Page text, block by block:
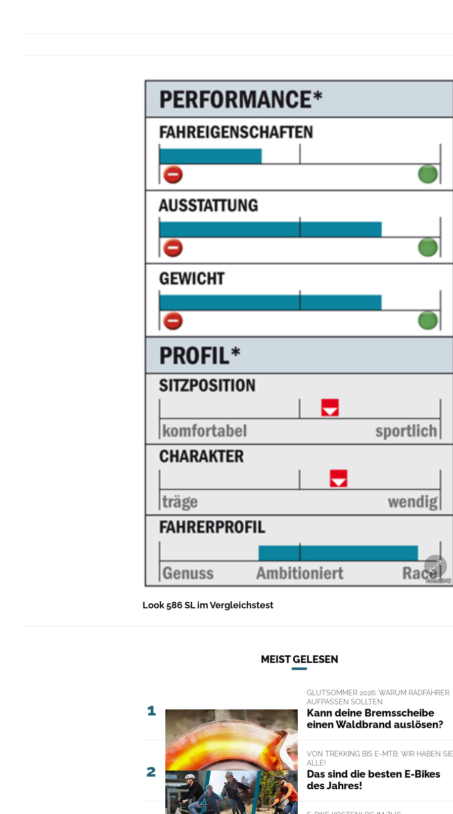
RoadBIKE
Look 586 SL im Vergleichstest
MEIST GELESEN
1
GLUTSOMMER 2026: WARUM RADFAHRER
AUFPASSEN SOLLTEN
Kann deine Bremsscheibe
einen Waldbrand auslösen?
2
VON TREKKING BIS E-MTB: WIR HABEN SIE
ALLE!
Das sind die besten E-Bikes
des Jahres!